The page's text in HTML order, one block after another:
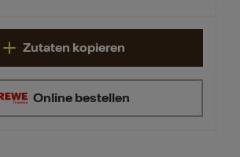
Online bestellen
Zutaten kopieren